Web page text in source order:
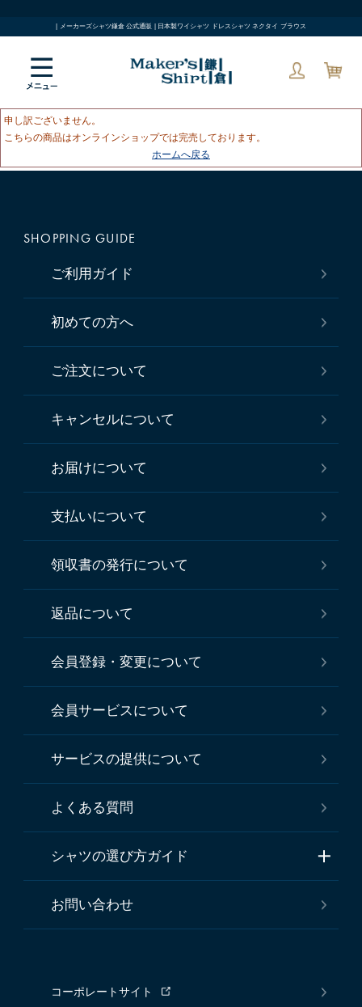
| メーカーズシャツ鎌倉 公式通販 | 日本製ワイシャツ ドレスシャツ ネクタイ ブラウス
申し訳ございません。
こちらの商品はオンラインショップでは完売しております。
ホームへ戻る
SHOPPING GUIDE
ご利用ガイド
初めての方へ
ご注文について
キャンセルについて
お届けについて
支払いについて
領収書の発行について
返品について
会員登録・変更について
会員サービスについて
サービスの提供について
よくある質問
シャツの選び方ガイド
お問い合わせ
コーポレートサイト